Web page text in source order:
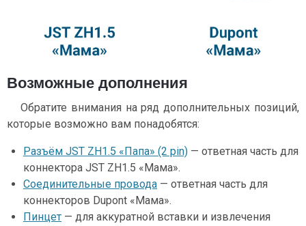
Возможные дополнения
Обратите внимания на ряд дополнительных позиций,
которые возможно вам понадобятся:
Разъём JST ZH1.5 «Папа» (2 pin) — ответная часть для
коннектора JST ZH1.5 «Мама».
Соединительные провода — ответная часть для
коннекторов Dupont «Мама».
Пинцет — для аккуратной вставки и извлечения